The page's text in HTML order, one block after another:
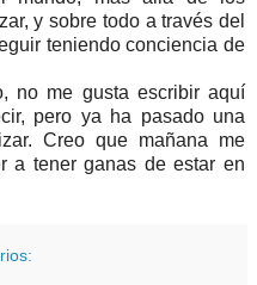
y sobre todo a través del
teniendo conciencia de
no me gusta escribir aquí
pero ya ha pasado una
Creo que mañana me
a tener ganas de estar en